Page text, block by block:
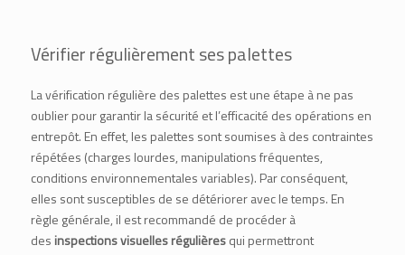
Vérifier régulièrement ses palettes
La vérification régulière des palettes est une étape à ne pas
oublier pour garantir la sécurité et l’efficacité des opérations en
entrepôt. En effet, les palettes sont soumises à des contraintes
répétées (charges lourdes, manipulations fréquentes,
conditions environnementales variables). Par conséquent,
elles sont susceptibles de se détériorer avec le temps. En
règle générale, il est recommandé de procéder à
des inspections visuelles régulièresqui permettront